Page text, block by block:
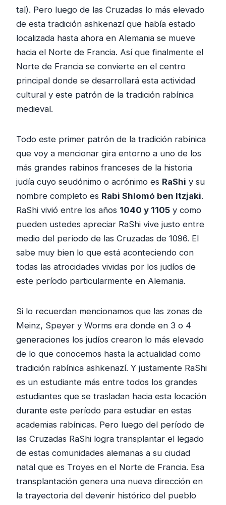
tal). Pero luego de las Cruzadas lo más elevado
de esta tradición ashkenazí que había estado
localizada hasta ahora en Alemania se mueve
hacia el Norte de Francia. Así que finalmente el
Norte de Francia se convierte en el centro
principal donde se desarrollará esta actividad
cultural y este patrón de la tradición rabínica
medieval.
Todo este primer patrón de la tradición rabínica
que voy a mencionar gira entorno a uno de los
más grandes rabinos franceses de la historia
judía cuyo seudónimo o acrónimo es RaShi y su
nombre completo es Rabi Shlomó ben Itzjaki.
RaShi vivió entre los años 1040 y 1105 y como
pueden ustedes apreciar RaShi vive justo entre
medio del período de las Cruzadas de 1096. El
sabe muy bien lo que está aconteciendo con
todas las atrocidades vividas por los judíos de
este período particularmente en Alemania.
Si lo recuerdan mencionamos que las zonas de
Meinz, Speyer y Worms era donde en 3 o 4
generaciones los judíos crearon lo más elevado
de lo que conocemos hasta la actualidad como
tradición rabínica ashkenazí. Y justamente RaShi
es un estudiante más entre todos los grandes
estudiantes que se trasladan hacia esta locación
durante este período para estudiar en estas
academias rabínicas. Pero luego del período de
las Cruzadas RaShi logra transplantar el legado
de estas comunidades alemanas a su ciudad
natal que es Troyes en el Norte de Francia. Esa
transplantación genera una nueva dirección en
la trayectoria del devenir histórico del pueblo